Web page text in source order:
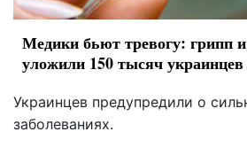
Медики бьют тревогу: грипп
уложили 150 тысяч
Украинцев предупредили о
заболеваниях.